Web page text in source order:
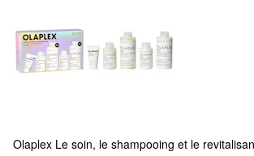
Olaplex Le soin, le shampooing et le